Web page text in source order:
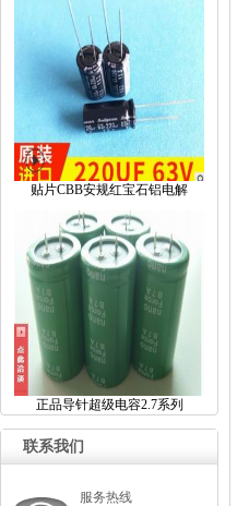
贴片CBB安规红宝石铝电解
正品导针超级电容2.7系列
联系我们
服务热线